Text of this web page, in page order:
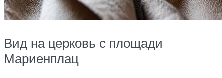
Вид на церковь с площади
Мариенплац